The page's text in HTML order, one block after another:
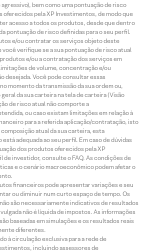
bem como uma pontuação de risco
oferecidos pela XP Investimentos, de modo que
acesso a todos os produtos, desde que dentro
pontuação de risco definidas para o seu perfil.
e/ou contratar os serviços objeto deste
verifique se a sua pontuação de risco atual
e/ou a contratação dos serviços em
de volume, concentração e/ou
desejada. Você pode consultar essas
momento da transmissão da sua ordem ou,
da sua carteira na tela de carteira (Visão
de risco atual não comporte a
ou caso existam limitações em relação à
para a referida aplicação/contratação, isto
atual da sua carteira, esta
adequada ao seu perfil. Em caso de dúvidas
dos produtos oferecidos pela XP
de investidor, consulte o FAQ. As condições de
e o cenário macroeconômico podem afetar o
financeiros pode apresentar variações e seu
ou diminuir num curto espaço de tempo. Os
são necessariamente indicativos de resultados
não é líquida de impostos. As informações
baseadas em simulações e os resultados reais
diferentes.
à circulação exclusiva para a rede de
incluindo assessores de